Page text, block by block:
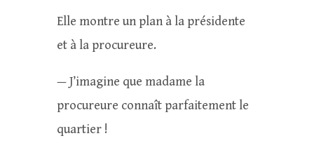
Elle montre un plan à la présidente
et à la procureure.
— J’imagine que madame la
procureure connaît parfaitement le
quartier !